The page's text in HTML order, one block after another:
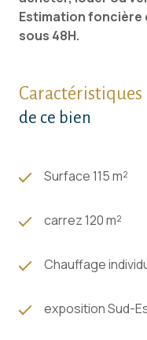
Estimation foncière
sous 48H.
Caractéristiques
de ce bien
Surface 115 m²
carrez 120 m²
Chauffage
exposition Sud-